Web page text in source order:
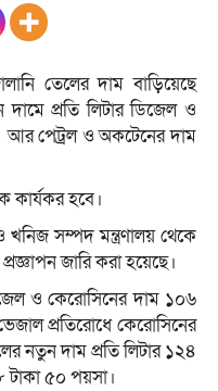
তেলের দাম বাড়িয়েছে
প্রতি লিটার ডিজেল ও
আর পেট্রল ও অকটেনের দাম
কার্যকর হবে।
খনিজ সম্পদ মন্ত্রণালয় থেকে
জারি করা হয়েছে।
ও কেরোসিনের দাম ১০৬
প্রতিরোধে কেরোসিনের
নতুন দাম প্রতি লিটার ১২৪
৫০ পয়সা।